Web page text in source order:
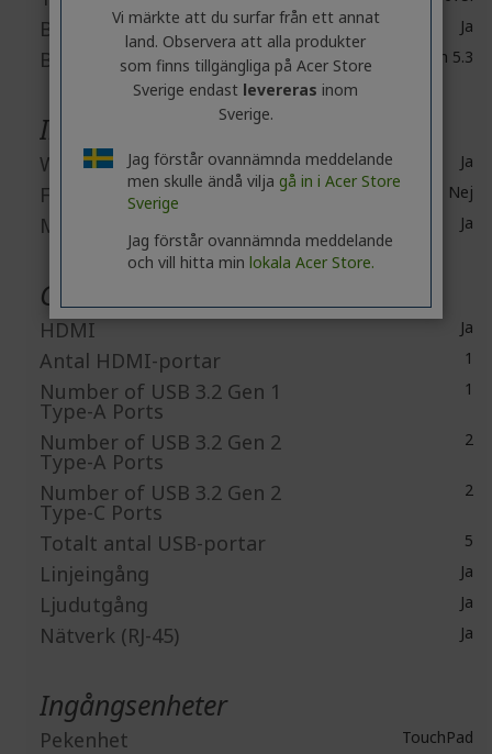
Bluetooth Ja
Bluetooth Standard Bluetooth 5.3
Inbyggda enheter
Webbkamera Ja
Fingerprint Reader Nej
Mikrofon Ja
Gränssnitt / portar
HDMI Ja
Antal HDMI-portar 1
Number of USB 3.2 Gen 1
Type-A Ports
1
Number of USB 3.2 Gen 2
Type-A Ports
2
Number of USB 3.2 Gen 2
Type-C Ports
2
Totalt antal USB-portar 5
Linjeingång Ja
Ljudutgång Ja
Nätverk (RJ-45) Ja
Ingångsenheter
Pekenhet TouchPad
Vi märkte att du surfar från ett annat
land. Observera att alla produkter
som finns tillgängliga på Acer Store
Sverige endast levereras inom
Sverige.
Jag förstår ovannämnda meddelande
men skulle ändå vilja gå in i Acer Store
Sverige
Jag förstår ovannämnda meddelande
och vill hitta min lokala Acer Store.